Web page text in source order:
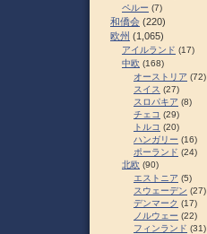
ペルー (7)
和僑会 (220)
欧州 (1,065)
アイルランド (17)
中欧 (168)
オーストリア (72)
スイス (27)
スロパキア (8)
チェコ (29)
トルコ (20)
ハンガリー (16)
ポーランド (24)
北欧 (90)
エストニア (5)
スウェーデン (27)
デンマーク (17)
ノルウェー (22)
フィンランド (31)